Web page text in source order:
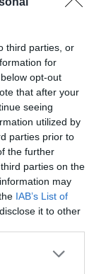
third parties, or
for
opt-out
that after your
seeing
utilized by
parties prior to
the further
parties on the
may
IAB’s List of
it to other